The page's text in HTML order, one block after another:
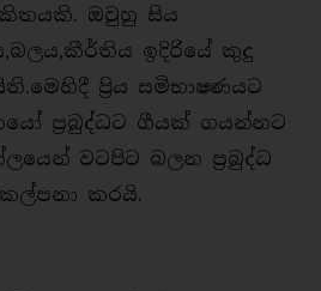
ඔවුහු සිය
ඉදිරියේ කුදු
ප්‍රිය සමිභාෂණයට
ප්‍රබුද්ධට ගීයක් ගයන්නට
වටපිට බලන ප්‍රබුද්ධ
කරයි.